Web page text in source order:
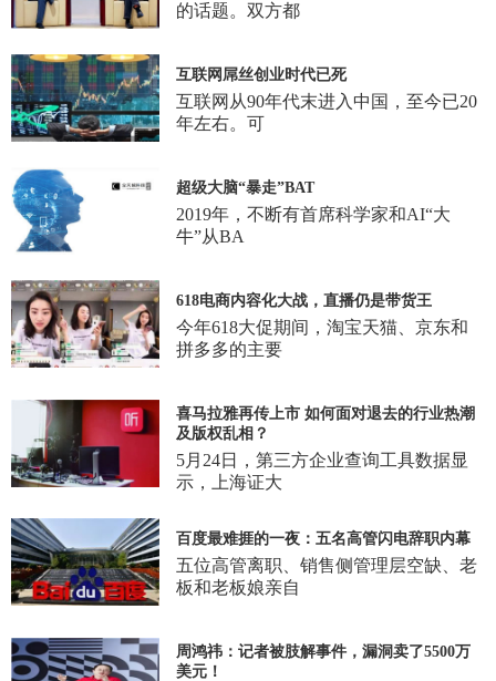
的话题。双方都
互联网屌丝创业时代已死
互联网从90年代末进入中国，至今已20
年左右。可
超级大脑“暴走”BAT
2019年，不断有首席科学家和AI“大
牛”从BA
618电商内容化大战，直播仍是带货王
今年618大促期间，淘宝天猫、京东和
拼多多的主要
喜马拉雅再传上市 如何面对退去的行业热潮
及版权乱相？
5月24日，第三方企业查询工具数据显
示，上海证大
百度最难捱的一夜：五名高管闪电辞职内幕
五位高管离职、销售侧管理层空缺、老
板和老板娘亲自
周鸿祎：记者被肢解事件，漏洞卖了5500万
美元！